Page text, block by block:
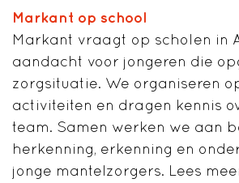
Markant op school
Markant vraagt op scholen in
aandacht voor jongeren die
zorgsituatie. We organiseren
activiteiten en dragen kennis
team. Samen werken we aan
herkenning, erkenning en
jonge mantelzorgers. Lees